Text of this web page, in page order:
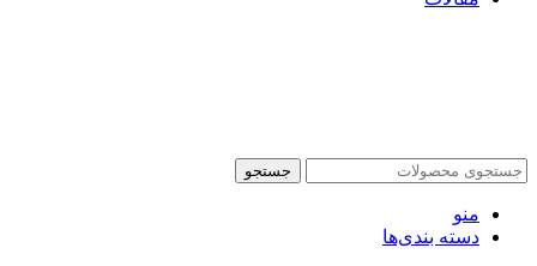
جستجو
منو
دسته بندی‌ها